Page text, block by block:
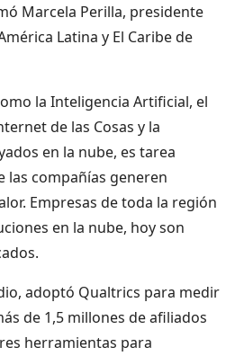
Marcela Perilla, presidente
Latina y El Caribe de
la Inteligencia Artificial, el
de las Cosas y la
en la nube, es tarea
las compañías generen
Empresas de toda la región
en la nube, hoy son
adoptó Qualtrics para medir
de 1,5 millones de afiliados
herramientas para